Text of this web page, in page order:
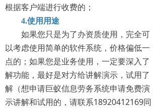
根据客户端进行收费的；
4.使用用途
如果您只是为了办资质使用，完全可
以考虑使用简单的软件系统，价格偏低一
点的；如果您是业务使用，一定要深入了
解功能，最好是对方给讲解演示，试用了
解（想申请巨蚁信息劳务系统申请免费演
示讲解和试用的，请联系18920412169同